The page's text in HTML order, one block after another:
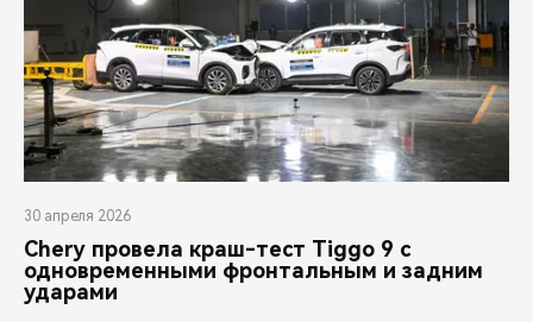
30 апреля 2026
Chery провела краш-тест Tiggo 9 с
одновременными фронтальным и задним
ударами